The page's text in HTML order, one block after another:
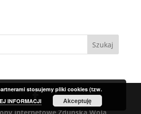
stosujemy pliki cookies (tzw.
INFORMACJI Akceptuję